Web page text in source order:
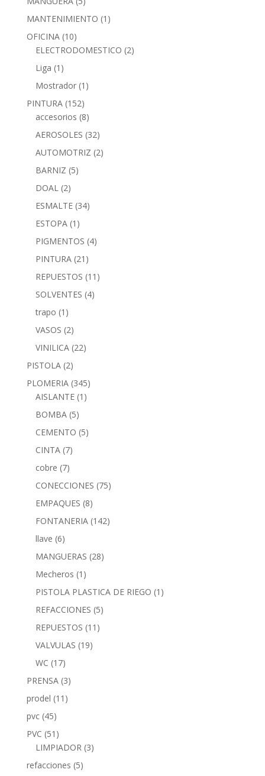
MANTENIMIENTO (1)
OFICINA (10)
ELECTRODOMESTICO (2)
Liga (1)
Mostrador (1)
PINTURA (152)
accesorios (8)
AEROSOLES (32)
AUTOMOTRIZ (2)
BARNIZ (5)
DOAL (2)
ESMALTE (34)
ESTOPA (1)
PIGMENTOS (4)
PINTURA (21)
REPUESTOS (11)
SOLVENTES (4)
trapo (1)
VASOS (2)
VINILICA (22)
PISTOLA (2)
PLOMERIA (345)
AISLANTE (1)
BOMBA (5)
CEMENTO (5)
CINTA (7)
cobre (7)
CONECCIONES (75)
EMPAQUES (8)
FONTANERIA (142)
llave (6)
MANGUERAS (28)
Mecheros (1)
PISTOLA PLASTICA DE RIEGO (1)
REFACCIONES (5)
REPUESTOS (11)
VALVULAS (19)
WC (17)
PRENSA (3)
prodel (11)
pvc (45)
PVC (51)
LIMPIADOR (3)
refacciones (5)